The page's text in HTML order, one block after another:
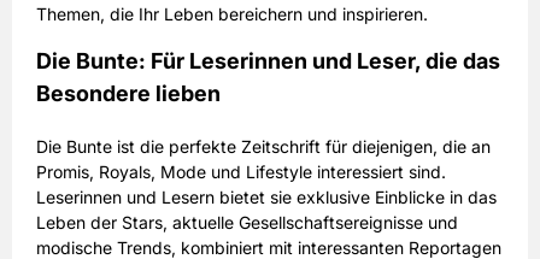
Themen, die Ihr Leben bereichern und inspirieren.
Die Bunte: Für Leserinnen und Leser, die das
Besondere lieben
Die Bunte ist die perfekte Zeitschrift für diejenigen, die an
Promis, Royals, Mode und Lifestyle interessiert sind.
Leserinnen und Lesern bietet sie exklusive Einblicke in das
Leben der Stars, aktuelle Gesellschaftsereignisse und
modische Trends, kombiniert mit interessanten Reportagen